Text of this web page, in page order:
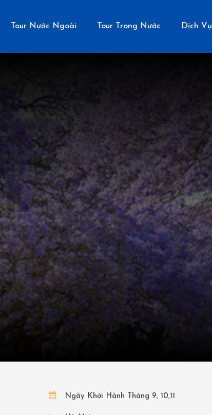
Tour Nước Ngoài Tour Trong Nước Dịch Vụ
Ngày Khởi Hành Tháng 9, 10,11